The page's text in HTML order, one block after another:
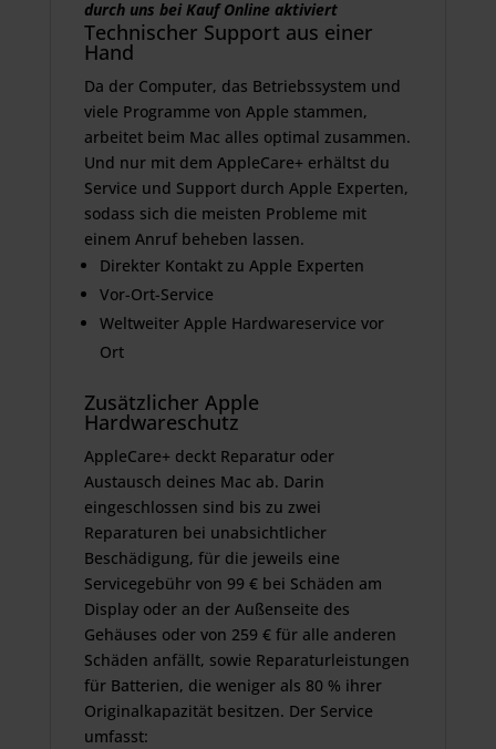
durch uns bei Kauf Online aktiviert
Technischer Support aus einer
Hand
Da der Computer, das Betriebssystem und
viele Programme von Apple stammen,
arbeitet beim Mac alles optimal zusammen.
Und nur mit dem AppleCare+ erhältst du
Service und Support durch Apple Experten,
sodass sich die meisten Probleme mit
einem Anruf beheben lassen.
Direkter Kontakt zu Apple Experten
Vor-Ort-Service
Weltweiter Apple Hardwareservice vor
Ort
Zusätzlicher Apple
Hardwareschutz
AppleCare+ deckt Reparatur oder
Austausch deines Mac ab. Darin
eingeschlossen sind bis zu zwei
Reparaturen bei unabsichtlicher
Beschädigung, für die jeweils eine
Servicegebühr von 99 € bei Schäden am
Display oder an der Außenseite des
Gehäuses oder von 259 € für alle anderen
Schäden anfällt, sowie Reparatur­leistungen
für Batterien, die weniger als 80 % ihrer
Originalkapazität besitzen. Der Service
umfasst: